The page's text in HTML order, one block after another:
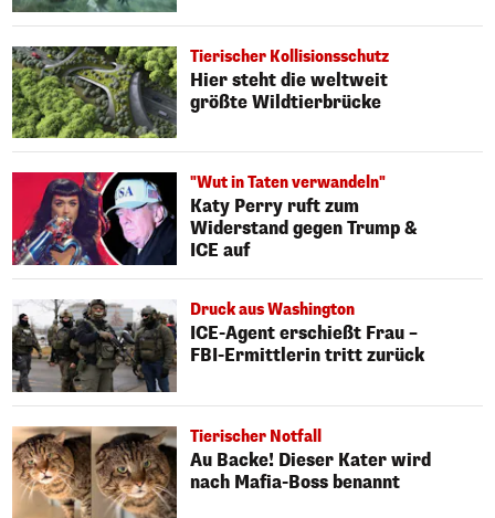
Tierischer Kollisionsschutz
Hier steht die weltweit
größte Wildtierbrücke
"Wut in Taten verwandeln"
Katy Perry ruft zum
Widerstand gegen Trump &
ICE auf
Druck aus Washington
ICE-Agent erschießt Frau –
FBI-Ermittlerin tritt zurück
Tierischer Notfall
Au Backe! Dieser Kater wird
nach Mafia-Boss benannt